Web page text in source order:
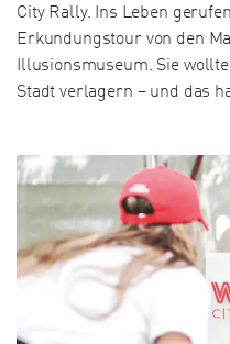
City Rally. Ins Leben
Erkundungstour von den
Illusionsmuseum. Sie
Stadt verlagern – und das